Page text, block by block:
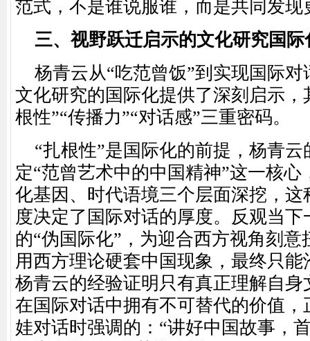
范式，不是谁说服谁，而是共同发现
三、视野跃迁启示的文化研究国
杨青云从“吃范曾饭”到实现国际
文化研究的国际化提供了深刻启示，
根性”“传播力”“对话感”三重密码。
“扎根性”是国际化的前提，杨青
定“范曾艺术中的中国精神”这一核
化基因、时代语境三个层面深挖，这
度决定了国际对话的厚度。反观当下
的“伪国际化”，为迎合西方视角刻意
用西方理论硬套中国现象，最终只能
杨青云的经验证明只有真正理解自身
在国际对话中拥有不可替代的价值，
娃对话时强调的：“讲好中国故事，